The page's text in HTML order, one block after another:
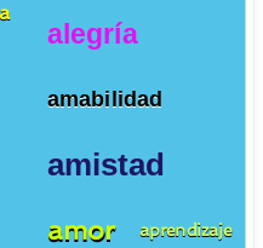
alegría
amabilidad
amistad
amor aprendizaje